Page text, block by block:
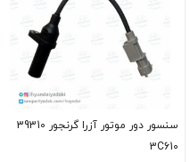
سنسور دور موتور آزرا گرنجور 39310
3C610